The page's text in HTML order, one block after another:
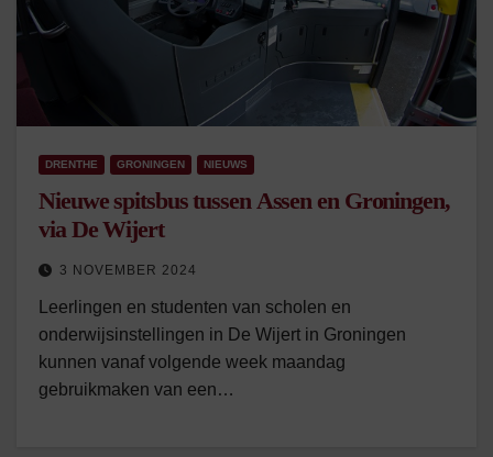
DRENTHE GRONINGEN NIEUWS
Nieuwe spitsbus tussen Assen en Groningen,
via De Wijert
3 NOVEMBER 2024
Leerlingen en studenten van scholen en
onderwijsinstellingen in De Wijert in Groningen
kunnen vanaf volgende week maandag
gebruikmaken van een…